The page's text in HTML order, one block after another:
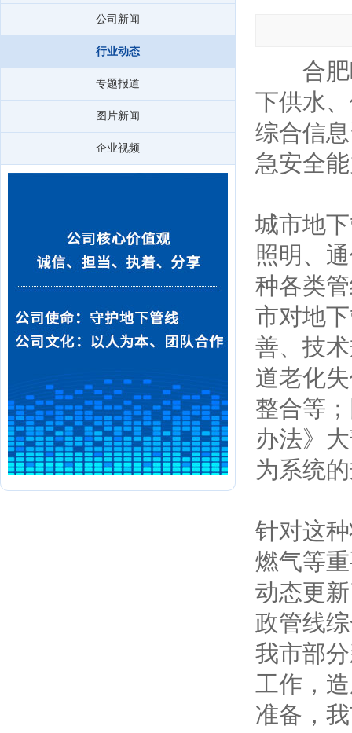
公司新闻
行业动态
专题报道
图片新闻
企业视频
合肥晚
下供水
综合信
急安全
城市地
照明、
种各类
市对地
善、技
道老化
整合等
办法》
为系统
针对这
燃气等
动态更
政管线
我市部
工作，
准备，